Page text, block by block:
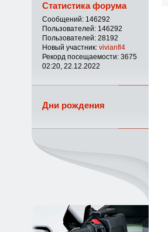
Статистика форума
Сообщений: 146292
Пользователей: 146292
Пользователей: 28192
Новый участник: vivianfl4
Рекорд посещаемости: 3675
02:20, 22.12.2022
Дни рождения